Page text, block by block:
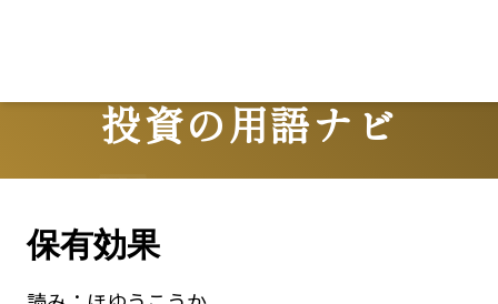
投資の用語ナビ
Terms
保有効果